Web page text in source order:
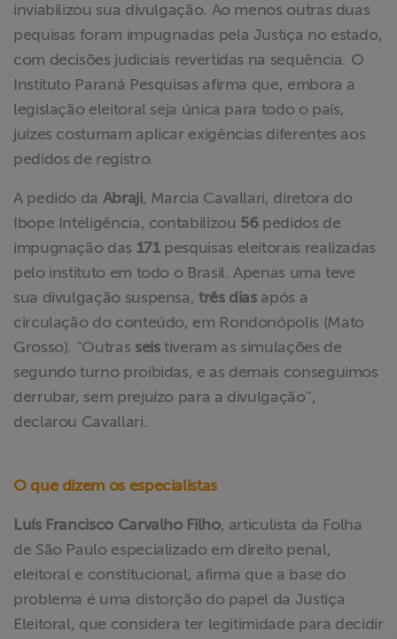
inviabilizou sua divulgação. Ao menos outras duas
pequisas foram impugnadas pela Justiça no estado,
com decisões judiciais revertidas na sequência. O
Instituto Paraná Pesquisas afirma que, embora a
legislação eleitoral seja única para todo o país,
juízes costumam aplicar exigências diferentes aos
pedidos de registro.
A pedido da Abraji, Marcia Cavallari, diretora do
Ibope Inteligência, contabilizou 56pedidos de
impugnação das 171pesquisas eleitorais realizadas
pelo instituto em todo o Brasil. Apenas uma teve
sua divulgação suspensa, três diasapós a
circulação do conteúdo, em Rondonópolis (Mato
Grosso). “Outras seistiveram as simulações de
segundo turno proibidas, e as demais conseguimos
derrubar, sem prejuízo para a divulgação'',
declarou Cavallari.
O que dizem os especialistas
Luís Francisco Carvalho Filho, articulista da Folha
de São Paulo especializado em direito penal,
eleitoral e constitucional, afirma que a base do
problema é uma distorção do papel da Justiça
Eleitoral, que considera ter legitimidade para decidir